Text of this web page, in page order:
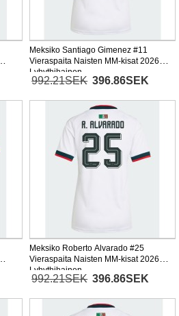
Meksiko Santiago Gimenez #11
Vieraspaita Naisten MM-kisat 2026
Lyhythihainen
992.21SEK 396.86SEK
Meksiko Roberto Alvarado #25
Vieraspaita Naisten MM-kisat 2026
Lyhythihainen
992.21SEK 396.86SEK